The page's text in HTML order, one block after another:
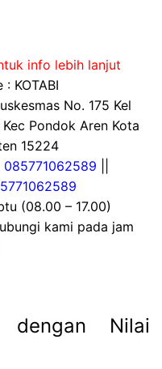
info lebih lanjut
KOTABI
No. 175 Kel
Pondok Aren Kota
15224
085771062589
(08.00 – 17.00)
kami pada jam
dengan Nilai